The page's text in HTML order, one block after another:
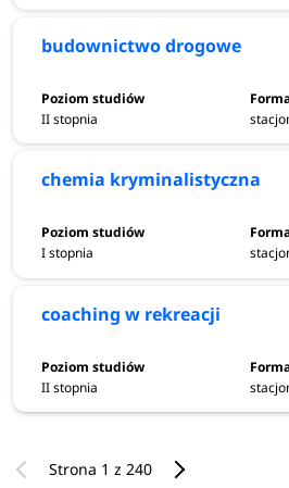
budownictwo drogowe
II stopnia
chemia kryminalistyczna
I stopnia
coaching w rekreacji
II stopnia
Strona 1 z 240